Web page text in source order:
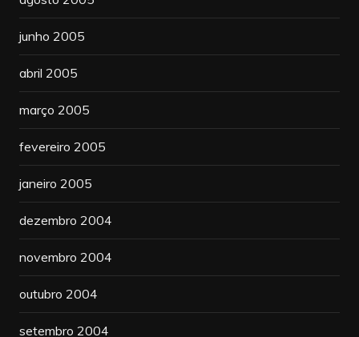
junho 2005
abril 2005
março 2005
fevereiro 2005
janeiro 2005
dezembro 2004
novembro 2004
outubro 2004
setembro 2004